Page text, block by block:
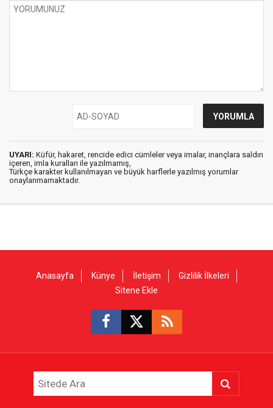
UYARI: Küfür, hakaret, rencide edici cümleler veya imalar, inançlara saldırı
içeren, imla kuralları ile yazılmamış,
Türkçe karakter kullanılmayan ve büyük harflerle yazılmış yorumlar
onaylanmamaktadır.
Anasayfa Künye İletişim
Gizlilik İlkeleri
Sitene Ekle